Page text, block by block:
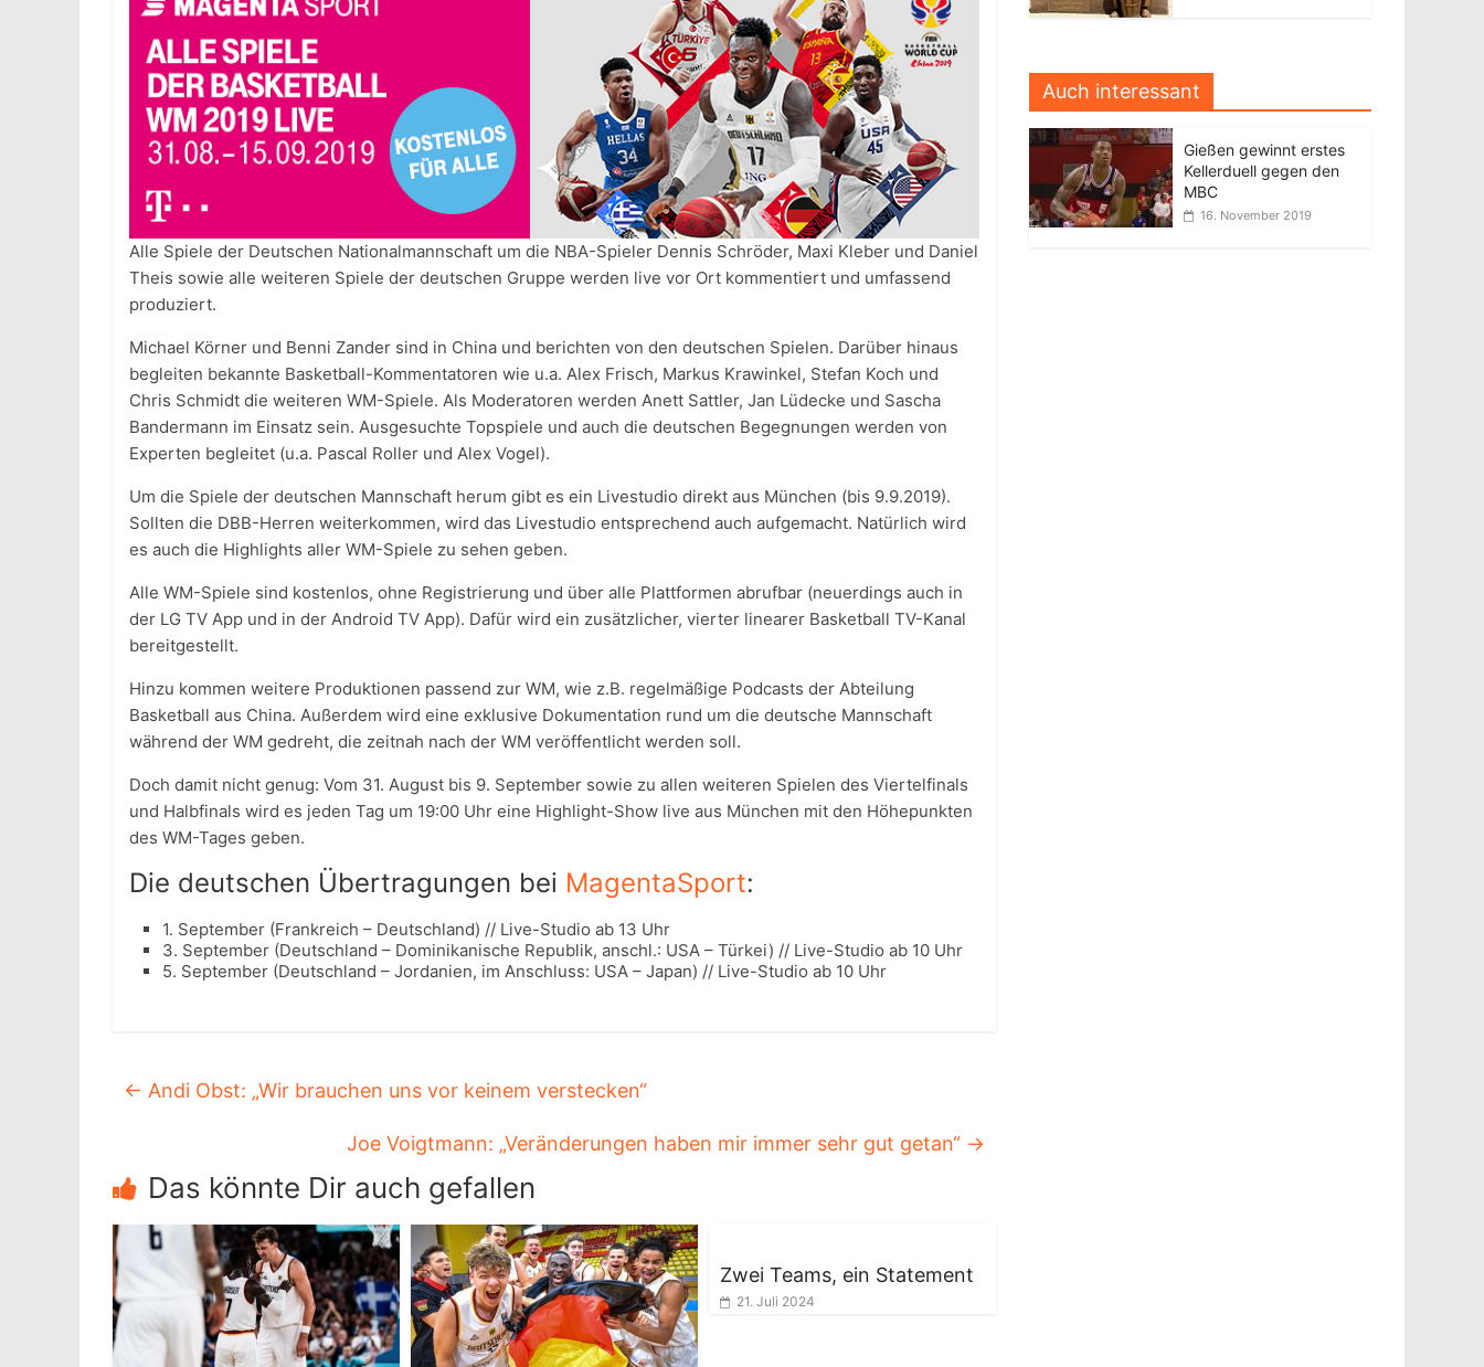
Alle Spiele der Deutschen Nationalmannschaft um die NBA-Spieler Dennis Schröder, Maxi Kleber und Daniel
Theis sowie alle weiteren Spiele der deutschen Gruppe werden live vor Ort kommentiert und umfassend
produziert.
Michael Körner und Benni Zander sind in China und berichten von den deutschen Spielen. Darüber hinaus
begleiten bekannte Basketball-Kommentatoren wie u.a. Alex Frisch, Markus Krawinkel, Stefan Koch und
Chris Schmidt die weiteren WM-Spiele. Als Moderatoren werden Anett Sattler, Jan Lüdecke und Sascha
Bandermann im Einsatz sein. Ausgesuchte Topspiele und auch die deutschen Begegnungen werden von
Experten begleitet (u.a. Pascal Roller und Alex Vogel).
Um die Spiele der deutschen Mannschaft herum gibt es ein Livestudio direkt aus München (bis 9.9.2019).
Sollten die DBB-Herren weiterkommen, wird das Livestudio entsprechend auch aufgemacht. Natürlich wird
es auch die Highlights aller WM-Spiele zu sehen geben.
Alle WM-Spiele sind kostenlos, ohne Registrierung und über alle Plattformen abrufbar (neuerdings auch in
der LG TV App und in der Android TV App). Dafür wird ein zusätzlicher, vierter linearer Basketball TV-Kanal
bereitgestellt.
Hinzu kommen weitere Produktionen passend zur WM, wie z.B. regelmäßige Podcasts der Abteilung
Basketball aus China. Außerdem wird eine exklusive Dokumentation rund um die deutsche Mannschaft
während der WM gedreht, die zeitnah nach der WM veröffentlicht werden soll.
Doch damit nicht genug: Vom 31. August bis 9. September sowie zu allen weiteren Spielen des Viertelfinals
und Halbfinals wird es jeden Tag um 19:00 Uhr eine Highlight-Show live aus München mit den Höhepunkten
des WM-Tages geben.
Die deutschen Übertragungen bei MagentaSport:
1. September (Frankreich – Deutschland) // Live-Studio ab 13 Uhr
3. September (Deutschland – Dominikanische Republik, anschl.: USA – Türkei) // Live-Studio ab 10 Uhr
5. September (Deutschland – Jordanien, im Anschluss: USA – Japan) // Live-Studio ab 10 Uhr
← Andi Obst: „Wir brauchen uns vor keinem verstecken“
Joe Voigtmann: „Veränderungen haben mir immer sehr gut getan“ →
Das könnte Dir auch gefallen
Zwei Teams, ein Statement
21. Juli 2024
Auch interessant
Gießen gewinnt erstes
Kellerduell gegen den
MBC
16. November 2019